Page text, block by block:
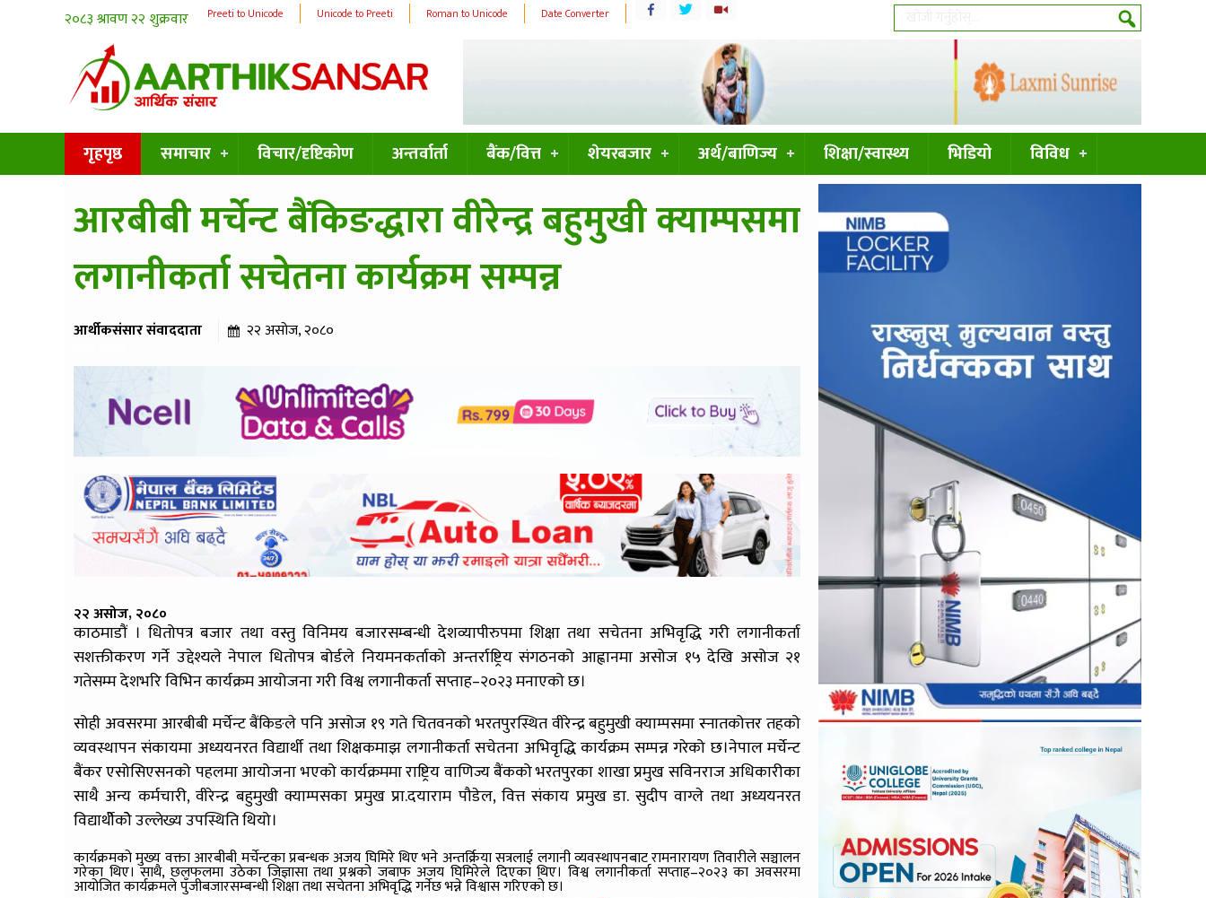
Preeti to Unicode Unicode to Preeti Roman to Unicode Date Converter
गृहपृष्ठ समाचार विचार/दृष्टिकोण अन्तर्वार्ता बैंक/वित्त शेयरबजार अर्थ/बाणिज्य शिक्षा/स्वास्थ्य भिडियो विविध
आरबीबी मर्चेन्ट बैंकिङद्धारा वीरेन्द्र बहुमुखी क्याम्पसमा
लगानीकर्ता सचेतना कार्यक्रम सम्पन्न
आर्थीकसंसार संवाददाता २२ असोज, २०८०
२२ असोज, २०८०
काठमाडौं । धितोपत्र बजार तथा वस्तु विनिमय बजारसम्बन्धी देशव्यापीरुपमा शिक्षा तथा सचेतना अभिवृद्धि गरी लगानीकर्ता
सशक्तीकरण गर्ने उद्देश्यले नेपाल धितोपत्र बोर्डले नियमनकर्ताको अन्तर्राष्ट्रिय संगठनको आह्वानमा असोज १५ देखि असोज २१
गतेसम्म देशभरि विभिन कार्यक्रम आयोजना गरी विश्व लगानीकर्ता सप्ताह–२०२३ मनाएको छ।
सोही अवसरमा आरबीबी मर्चेन्ट बैंकिङले पनि असोज १९ गते चितवनको भरतपुरस्थित वीरेन्द्र बहुमुखी क्याम्पसमा स्नातकोत्तर तहको
व्यवस्थापन संकायमा अध्ययनरत विद्यार्थी तथा शिक्षकमाझ लगानीकर्ता सचेतना अभिवृद्धि कार्यक्रम सम्पन्न गरेको छ।नेपाल मर्चेन्ट
बैंकर एसोसिएसनको पहलमा आयोजना भएको कार्यक्रममा राष्ट्रिय वाणिज्य बैंकको भरतपुरका शाखा प्रमुख सविनराज अधिकारीका
साथै अन्य कर्मचारी, वीरेन्द्र बहुमुखी क्याम्पसका प्रमुख प्रा.दयाराम पौडेल, वित्त संकाय प्रमुख डा. सुदीप वाग्ले तथा अध्ययनरत
विद्यार्थीेकोे उल्लेख्य उपस्थिति थियो।
कार्यक्रमको मुख्य वक्ता आरबीबी मर्चेन्टका प्रबन्धक अजय घिमिरे थिए भने अन्तर्क्रिया सत्रलाई लगानी व्यवस्थापनबाट रामनारायण तिवारीले सञ्चालन
गरेका थिए। साथै, छलफलमा उठेका जिज्ञासा तथा प्रश्नको जबाफ अजय घिमिरेले दिएका थिए। विश्व लगानीकर्ता सप्ताह–२०२३ का अवसरमा
आयोजित कार्यक्रमले पुँजीबजारसम्बन्धी शिक्षा तथा सचेतना अभिवृद्धि गर्नेछ भन्ने विश्वास गरिएको छ।